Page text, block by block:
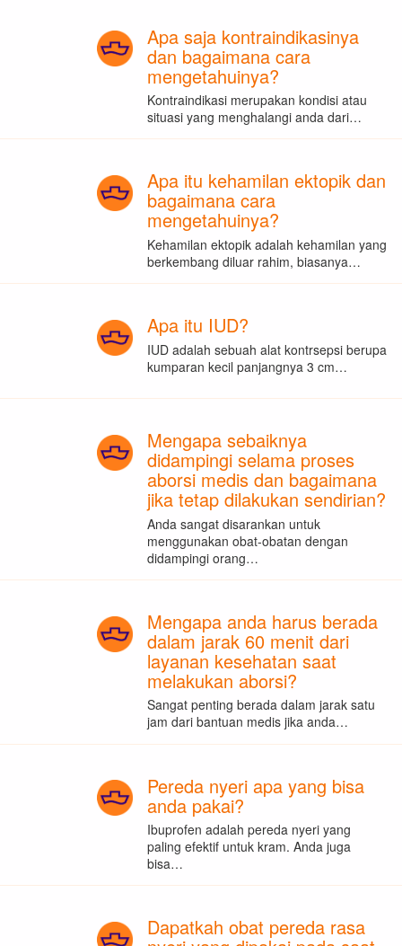
Apa saja kontraindikasinya
dan bagaimana cara
mengetahuinya?
Kontraindikasi merupakan kondisi atau
situasi yang menghalangi anda dari…
Apa itu kehamilan ektopik dan
bagaimana cara
mengetahuinya?
Kehamilan ektopik adalah kehamilan yang
berkembang diluar rahim, biasanya…
Apa itu IUD?
IUD adalah sebuah alat kontrsepsi berupa
kumparan kecil panjangnya 3 cm…
Mengapa sebaiknya
didampingi selama proses
aborsi medis dan bagaimana
jika tetap dilakukan sendirian?
Anda sangat disarankan untuk
menggunakan obat-obatan dengan
didampingi orang…
Mengapa anda harus berada
dalam jarak 60 menit dari
layanan kesehatan saat
melakukan aborsi?
Sangat penting berada dalam jarak satu
jam dari bantuan medis jika anda…
Pereda nyeri apa yang bisa
anda pakai?
Ibuprofen adalah pereda nyeri yang
paling efektif untuk kram. Anda juga
bisa…
Dapatkah obat pereda rasa